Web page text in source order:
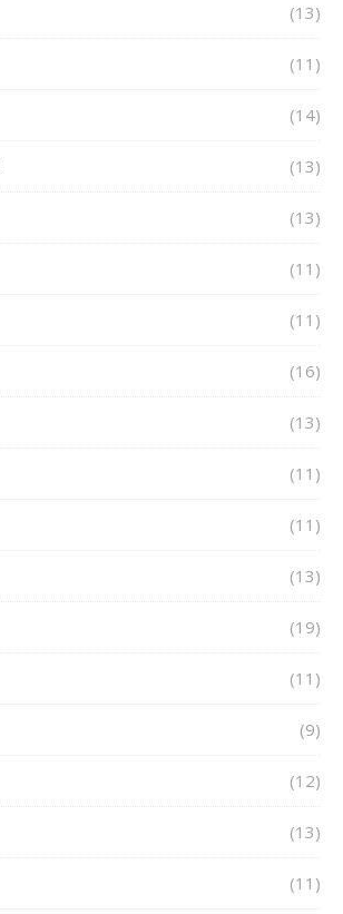
(13)
(11)
(14)
(13)
(13)
(11)
(11)
(16)
(13)
(11)
(11)
(13)
(19)
(11)
(9)
(12)
(13)
(11)